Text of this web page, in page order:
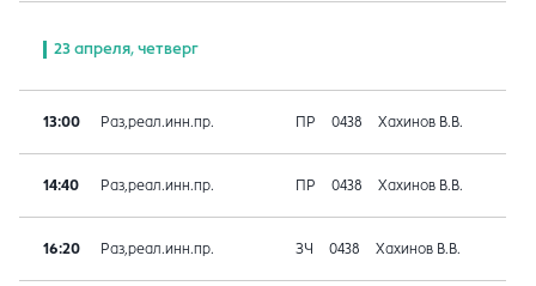
23 апреля, четверг
13:00 Раз,реал.инн.пр. ПР 0438 Хахинов В.В.
14:40 Раз,реал.инн.пр. ПР 0438 Хахинов В.В.
16:20 Раз,реал.инн.пр. ЗЧ 0438 Хахинов В.В.